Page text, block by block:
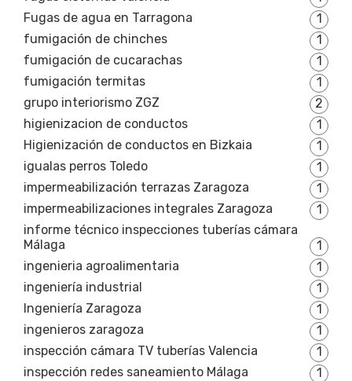
Fugas de agua en Tarragona
1
fumigación de chinches
1
fumigación de cucarachas
1
fumigación termitas
1
grupo interiorismo ZGZ
2
higienizacion de conductos
1
Higienización de conductos en Bizkaia
1
igualas perros Toledo
1
impermeabilización terrazas Zaragoza
1
impermeabilizaciones integrales Zaragoza
1
informe técnico inspecciones tuberías cámara
Málaga
1
ingenieria agroalimentaria
1
ingeniería industrial
1
Ingeniería Zaragoza
1
ingenieros zaragoza
1
inspección cámara TV tuberías Valencia
1
inspección redes saneamiento Málaga
1